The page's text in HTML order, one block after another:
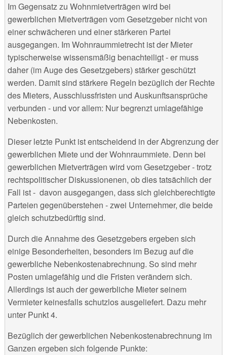
Im Gegensatz zu Wohnmietverträgen wird bei
gewerblichen Mietverträgen vom Gesetzgeber nicht von
einer schwächeren und einer stärkeren Partei
ausgegangen. Im Wohnraummietrecht ist der Mieter
typischerweise wissensmäßig benachteiligt - er muss
daher (im Auge des Gesetzgebers) stärker geschützt
werden. Damit sind stärkere Regeln bezüglich der Rechte
des Mieters, Ausschlussfristen und Auskunftsansprüche
verbunden - und vor allem: Nur begrenzt umlagefähige
Nebenkosten.
Dieser letzte Punkt ist entscheidend in der Abgrenzung der
gewerblichen Miete und der Wohnraummiete. Denn bei
gewerblichen Mietverträgen wird vom Gesetzgeber - trotz
rechtspolitischer Diskussionenen, ob dies tatsächlich der
Fall ist - davon ausgegangen, dass sich gleichberechtigte
Parteien gegenüberstehen - zwei Unternehmer, die beide
gleich schutzbedürftig sind.
Durch die Annahme des Gesetzgebers ergeben sich
einige Besonderheiten, besonders im Bezug auf die
gewerbliche Nebenkostenabrechnung. So sind mehr
Posten umlagefähig und die Fristen verändern sich.
Allerdings ist auch der gewerbliche Mieter seinem
Vermieter keinesfalls schutzlos ausgeliefert. Dazu mehr
unter Punkt 4.
Bezüglich der gewerblichen Nebenkostenabrechnung im
Ganzen ergeben sich folgende Punkte: